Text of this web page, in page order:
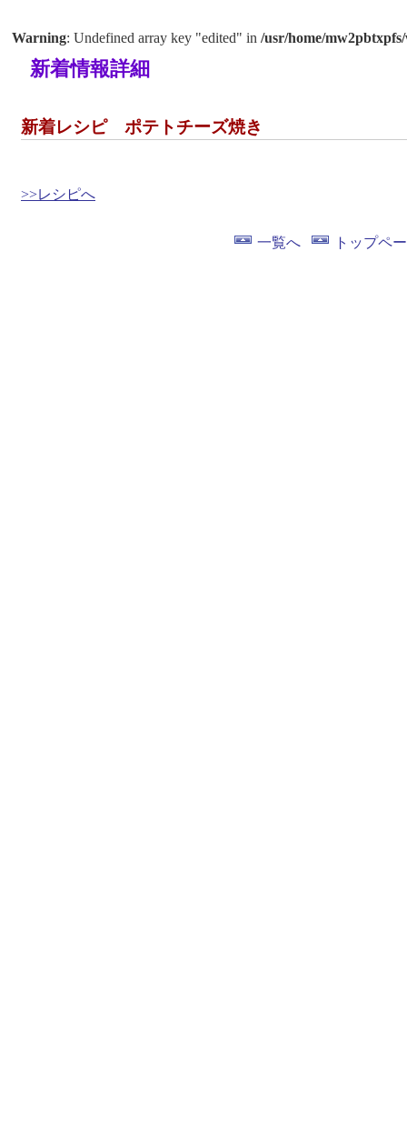
Warning: Undefined array key "edited" in /usr/home/
新着情報詳細
新着レシピ ポテトチーズ焼き
>>レシピへ
一覧へ トップペ